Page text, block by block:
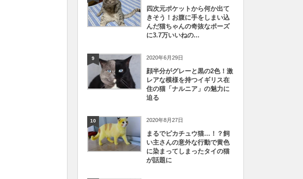
四次元ポケットから何か出て
きそう！お腹に手をしまい込
んだ猫ちゃんの奇抜なポーズ
に3.7万いいねの...
9 2020年6月29日
顔半分がグレーと黒の2色！激
レアな模様を持つイギリス在
住の猫「ナルニア」の魅力に
迫る
10 2020年8月27日
まるでピカチュウ猫…！？飼
い主さんの意外な行動で黄色
に染まってしまったタイの猫
が話題に